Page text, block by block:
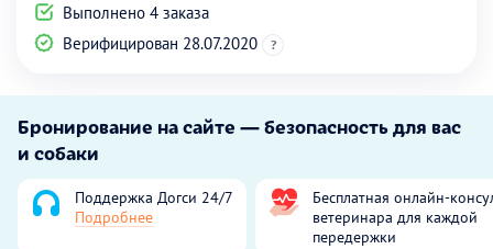
Выполнено 4 заказа
Верифицирован 28.07.2020
?
Бронирование на сайте — безопасность для вас
и собаки
Поддержка Догси 24/7
Подробнее
Бесплатная онлайн-
ветеринара для каждой
передержки